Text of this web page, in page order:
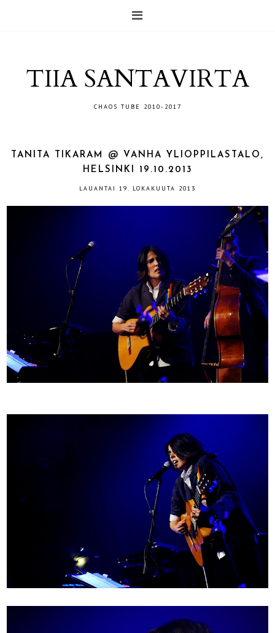
TIIA SANTAVIRTA
CHAOS TUBE 2010-2017
TANITA TIKARAM @ VANHA YLIOPPILASTALO,
HELSINKI 19.10.2013
LAUANTAI 19. LOKAKUUTA 2013